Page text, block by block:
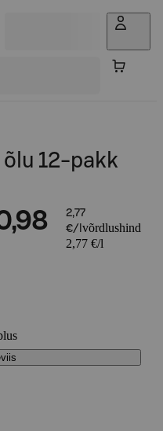
õlu 12-pakk
2,77
€/l võrdlushind
2,77 €/l